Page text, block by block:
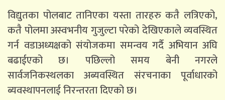
विद्युतका पोलबाट तानिएका यस्ता तारहरु कतै लत्रिएको,
कतै पोलमा अस्वभनीय गुजुल्टा परेको देखिएकाले व्यवस्थित
गर्न वडाअध्यक्षको संयोजकमा समन्वय गर्दै अभियान अघि
बढाईएको छ। पछिल्लो समय बेनी नगरले
सार्वजनिकस्थलका अब्यवस्थित संरचनाका पूर्वाधारको
ब्यवस्थापनलाई निरन्तरता दिएको छ।